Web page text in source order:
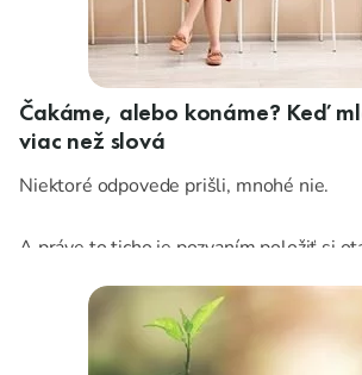
Čakáme, alebo konáme? Keď
viac než slová
Niektoré odpovede prišli, mnohé nie.
A práve to ticho je pozvaním položiť si
aby sa dialo ďalej?